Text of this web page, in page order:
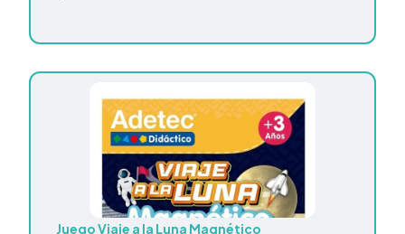
Juego Viaje a la Luna Magnético